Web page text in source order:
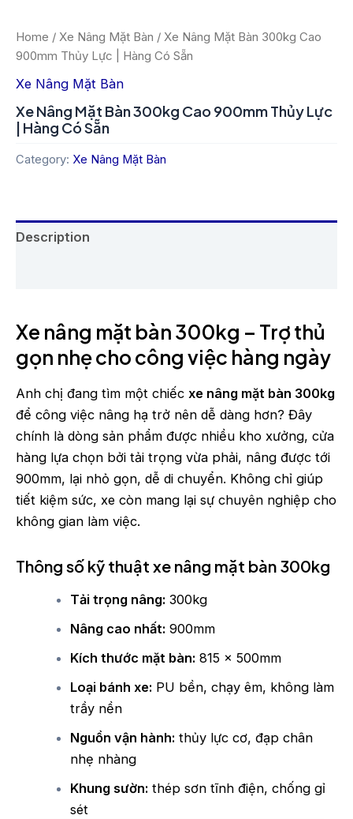
Home / Xe Nâng Mặt Bàn / Xe Nâng Mặt Bàn 300kg Cao
900mm Thủy Lực | Hàng Có Sẵn
Xe Nâng Mặt Bàn
Xe Nâng Mặt Bàn 300kg Cao 900mm Thủy Lực
| Hàng Có Sẵn
Category: Xe Nâng Mặt Bàn
Description
Xe nâng mặt bàn 300kg – Trợ thủ
gọn nhẹ cho công việc hàng ngày
Anh chị đang tìm một chiếc xe nâng mặt bàn 300kg
để công việc nâng hạ trở nên dễ dàng hơn? Đây
chính là dòng sản phẩm được nhiều kho xưởng, cửa
hàng lựa chọn bởi tải trọng vừa phải, nâng được tới
900mm, lại nhỏ gọn, dễ di chuyển. Không chỉ giúp
tiết kiệm sức, xe còn mang lại sự chuyên nghiệp cho
không gian làm việc.
Thông số kỹ thuật xe nâng mặt bàn 300kg
Tải trọng nâng: 300kg
Nâng cao nhất: 900mm
Kích thước mặt bàn: 815 x 500mm
Loại bánh xe: PU bền, chạy êm, không làm
trầy nền
Nguồn vận hành: thủy lực cơ, đạp chân
nhẹ nhàng
Khung sườn: thép sơn tĩnh điện, chống gỉ
sét